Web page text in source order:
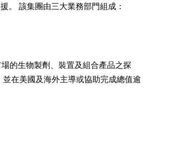
。 該集團由三大業務部門組成：
的生物製劑、裝置及組合產品之探
在美國及海外主導或協助完成總值逾